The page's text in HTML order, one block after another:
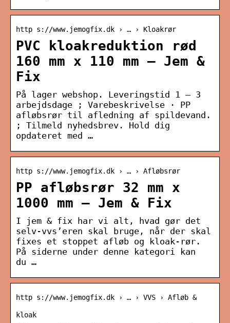
http s://www.jemogfix.dk › … › Kloakrør
PVC kloakreduktion rød
160 mm x 110 mm – Jem &
Fix
På lager webshop. Leveringstid 1 – 3
arbejdsdage ; Varebeskrivelse · PP
afløbsrør til afledning af spildevand.
; Tilmeld nyhedsbrev. Hold dig
opdateret med …
http s://www.jemogfix.dk › … › Afløbsrør
PP afløbsrør 32 mm x
1000 mm – Jem & Fix
I jem & fix har vi alt, hvad gør det
selv-vvs’eren skal bruge, når der skal
fixes et stoppet afløb og kloak-rør.
På siderne under denne kategori kan
du …
http s://www.jemogfix.dk › … › VVS › Afløb &
kloak